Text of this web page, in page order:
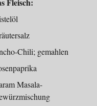
Chili; gemahlen
Masala-